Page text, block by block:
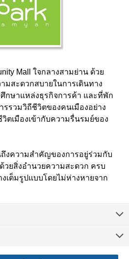
Mall ใจกลางสามย่าน ด้วย
มสะดวกสบายในการเดินทาง
กษาแหล่งธุรกิจการค้า และที่พัก
รรวมวิถีชีวิตของคนเมืองอย่าง
ตเมืองเข้ากับความรื่นรมย์ของ
งความสำคัญของการอยู่ร่วมกับ
ยสิ่งอำนวยความสะดวก ครบ
งเต็มรูปแบบโดยไม่ห่างหายจาก